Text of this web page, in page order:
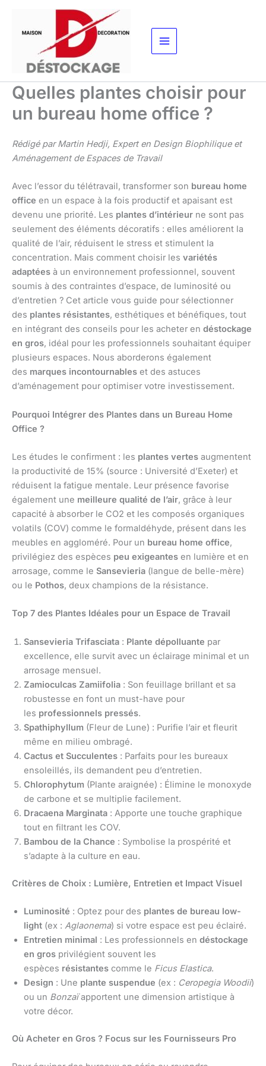
contenu
Quelles plantes choisir pour
un bureau home office ?
Rédigé par Martin Hedji, Expert en Design Biophilique et
Aménagement de Espaces de Travail
Avec l’essor du télétravail, transformer son bureau home
office en un espace à la fois productif et apaisant est
devenu une priorité. Les plantes d’intérieur ne sont pas
seulement des éléments décoratifs : elles améliorent la
qualité de l’air, réduisent le stress et stimulent la
concentration. Mais comment choisir les variétés
adaptées à un environnement professionnel, souvent
soumis à des contraintes d’espace, de luminosité ou
d’entretien ? Cet article vous guide pour sélectionner
des plantes résistantes, esthétiques et bénéfiques, tout
en intégrant des conseils pour les acheter en déstockage
en gros, idéal pour les professionnels souhaitant équiper
plusieurs espaces. Nous aborderons également
des marques incontournables et des astuces
d’aménagement pour optimiser votre investissement.
Pourquoi Intégrer des Plantes dans un Bureau Home
Office ?
Les études le confirment : les plantes vertes augmentent
la productivité de 15% (source : Université d’Exeter) et
réduisent la fatigue mentale. Leur présence favorise
également une meilleure qualité de l’air, grâce à leur
capacité à absorber le CO2 et les composés organiques
volatils (COV) comme le formaldéhyde, présent dans les
meubles en aggloméré. Pour un bureau home office,
privilégiez des espèces peu exigeantes en lumière et en
arrosage, comme le Sansevieria (langue de belle-mère)
ou le Pothos, deux champions de la résistance.
Top 7 des Plantes Idéales pour un Espace de Travail
Sansevieria Trifasciata : Plante dépolluante par
excellence, elle survit avec un éclairage minimal et un
arrosage mensuel.
Zamioculcas Zamiifolia : Son feuillage brillant et sa
robustesse en font un must-have pour
les professionnels pressés.
Spathiphyllum (Fleur de Lune) : Purifie l’air et fleurit
même en milieu ombragé.
Cactus et Succulentes : Parfaits pour les bureaux
ensoleillés, ils demandent peu d’entretien.
Chlorophytum (Plante araignée) : Élimine le monoxyde
de carbone et se multiplie facilement.
Dracaena Marginata : Apporte une touche graphique
tout en filtrant les COV.
Bambou de la Chance : Symbolise la prospérité et
s’adapte à la culture en eau.
Critères de Choix : Lumière, Entretien et Impact Visuel
Luminosité : Optez pour des plantes de bureau low-
light (ex : Aglaonema) si votre espace est peu éclairé.
Entretien minimal : Les professionnels en déstockage
en gros privilégient souvent les
espèces résistantes comme le Ficus Elastica.
Design : Une plante suspendue (ex : Ceropegia Woodii)
ou un Bonzaïapportent une dimension artistique à
votre décor.
Où Acheter en Gros ? Focus sur les Fournisseurs Pro